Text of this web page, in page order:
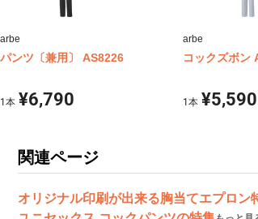
arbe
パンツ〔兼用〕 AS8226
1 本 ¥6,790
arbe
コックズボン
1 本 ¥5,590
関連ページ
オリジナル印刷が出来る胸当てエプロン